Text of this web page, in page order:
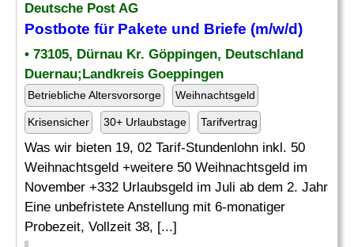
Deutsche Post AG
Postbote für Pakete und Briefe (m/w/d)
• 73105, Dürnau Kr. Göppingen, Deutschland
Duernau;Landkreis Goeppingen
Betriebliche Altersvorsorge Weihnachtsgeld
Krisensicher 30+ Urlaubstage Tarifvertrag
Was wir bieten 19, 02 Tarif-Stundenlohn inkl. 50
Weihnachtsgeld +weitere 50 Weihnachtsgeld im
November +332 Urlaubsgeld im Juli ab dem 2. Jahr
Eine unbefristete Anstellung mit 6-monatiger
Probezeit, Vollzeit 38, [...]